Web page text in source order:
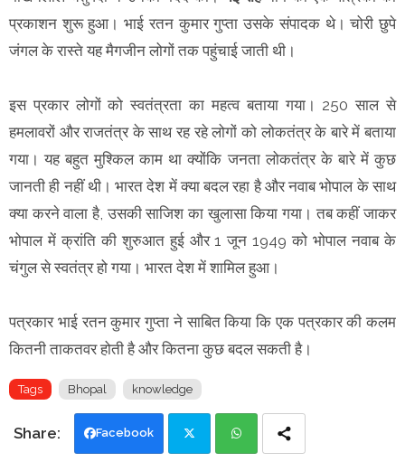
प्रकाशन शुरू हुआ। भाई रतन कुमार गुप्ता उसके संपादक थे। चोरी छुपे
जंगल के रास्ते यह मैगजीन लोगों तक पहुंचाई जाती थी।
इस प्रकार लोगों को स्वतंत्रता का महत्व बताया गया। 250 साल से
हमलावरों और राजतंत्र के साथ रह रहे लोगों को लोकतंत्र के बारे में बताया
गया। यह बहुत मुश्किल काम था क्योंकि जनता लोकतंत्र के बारे में कुछ
जानती ही नहीं थी। भारत देश में क्या बदल रहा है और नवाब भोपाल के साथ
क्या करने वाला है, उसकी साजिश का खुलासा किया गया। तब कहीं जाकर
भोपाल में क्रांति की शुरुआत हुई और 1 जून 1949 को भोपाल नवाब के
चंगुल से स्वतंत्र हो गया। भारत देश में शामिल हुआ।
पत्रकार भाई रतन कुमार गुप्ता ने साबित किया कि एक पत्रकार की कलम
कितनी ताकतवर होती है और कितना कुछ बदल सकती है।
Tags Bhopal knowledge
Facebook